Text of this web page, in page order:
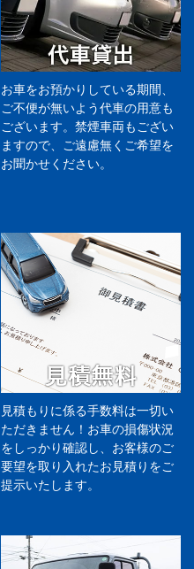
お車をお預かりしている期間、
ご不便が無いよう代車の用意も
ございます。禁煙車両もござい
ますので、ご遠慮無くご希望を
お聞かせください。
見積もりに係る手数料は一切い
ただきません！お車の損傷状況
をしっかり確認し、お客様のご
要望を取り入れたお見積りをご
提示いたします。